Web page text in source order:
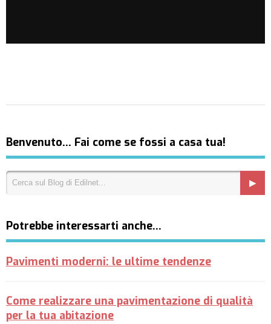
Benvenuto… Fai come se fossi a casa tua!
Potrebbe interessarti anche…
Pavimenti moderni: le ultime tendenze
Come realizzare una pavimentazione di qualità
per la tua abitazione